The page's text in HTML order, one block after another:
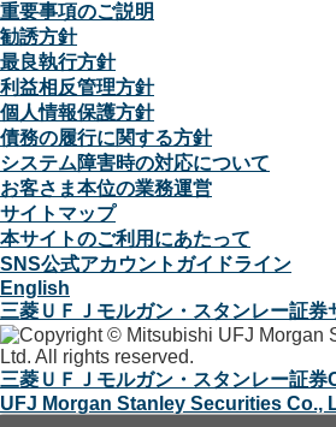
重要事項のご説明
勧誘方針
最良執行方針
利益相反管理方針
個人情報保護方針
債務の履行に関する方針
システム障害時の対応について
お客さま本位の業務運営
サイトマップ
本サイトのご利用にあたって
SNS公式アカウントガイドライン
English
三菱ＵＦＪモルガン・スタンレー証券
三菱ＵＦＪモルガン・スタンレー証券
UFJ Morgan Stanley Securities Co.,